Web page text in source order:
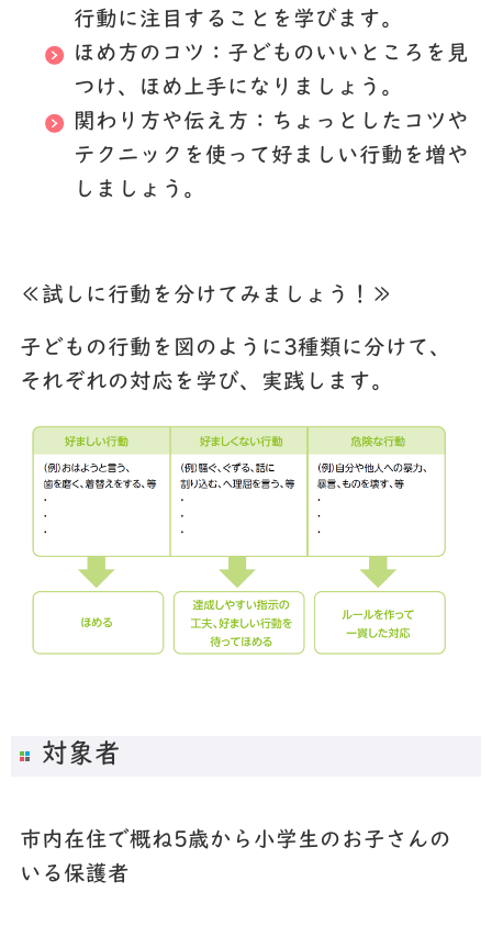
行動に注目することを学びます。
ほめ方のコツ：子どものいいところを見
つけ、ほめ上手になりましょう。
関わり方や伝え方：ちょっとしたコツや
テクニックを使って好ましい行動を増や
しましょう。
≪試しに行動を分けてみましょう！≫
子どもの行動を図のように3種類に分けて、
それぞれの対応を学び、実践します。
対象者
市内在住で概ね5歳から小学生のお子さんの
いる保護者